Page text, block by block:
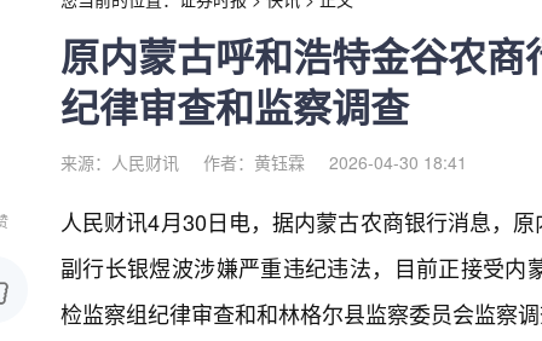
原内蒙古呼和浩特金谷农
纪律审查和监察调查
来源：人民财讯 作者：黄钰霖 2026-04-30 18:41
人民财讯4月30日电，据内蒙古农商银行消息，
副行长银煜波涉嫌严重违纪违法，目前正接受
检监察组纪律审查和和林格尔县监察委员会监察